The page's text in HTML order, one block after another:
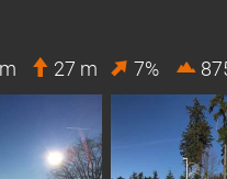
LYŽÍ